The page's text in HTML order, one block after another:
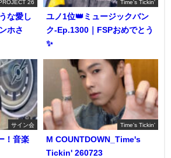
26
な愛し
ホさ
Time's Tickin'
ユノ1位👑ミュージックバン
ク-Ep.1300｜FSPおめでとう
✨️
サイン会
！音楽
Time's Tickin'
M COUNTDOWN_Time's
Tickin' 260723